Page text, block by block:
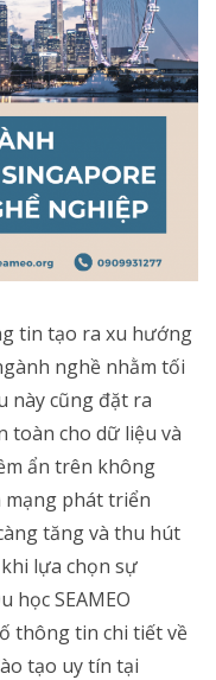
tin tạo ra xu hướng
nghề nhằm tối
này cũng đặt ra
toàn cho dữ liệu và
ẩn trên không
mạng phát triển
tăng và thu hút
lựa chọn sự
học SEAMEO
thông tin chi tiết về
tạo uy tín tại